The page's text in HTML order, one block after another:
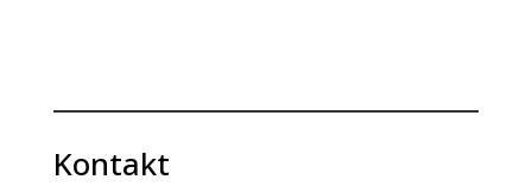
Kontakt